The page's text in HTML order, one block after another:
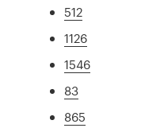
512
1126
1546
83
865